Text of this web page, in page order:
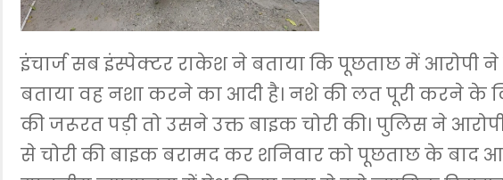
इंचार्ज सब इंस्पेक्टर राकेश ने बताया कि पूछताछ में आरोपी
बताया वह नशा करने का आदी है। नशे की लत पूरी करने के
की जरूरत पड़ी तो उसने उक्त बाइक चोरी की। पुलिस ने
से चोरी की बाइक बरामद कर शनिवार को पूछताछ के बाद